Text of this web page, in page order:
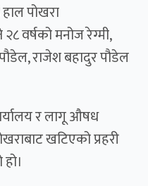
पोखरा
वर्षको मनोज रेग्मी,
राजेश बहादुर पौडेल
र लागू औषध
खटिएको प्रहरी